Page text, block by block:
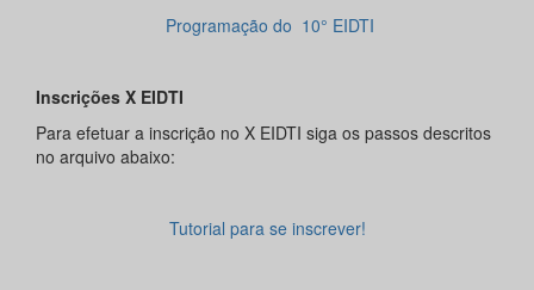
Programação do 10° EIDTI
Inscrições X EIDTI
Para efetuar a inscrição no X EIDTI siga os passos descritos
no arquivo abaixo:
Tutorial para se inscrever!